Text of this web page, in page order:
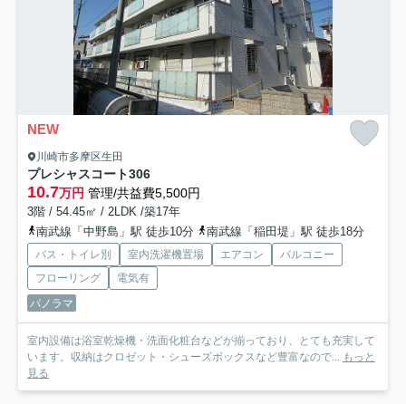
NEW
川崎市多摩区生田
プレシャスコート306
10.7万円 管理/共益費5,500円
3階 / 54.45㎡ / 2LDK /築17年
南武線「中野島」駅 徒歩10分
南武線「稲田堤」駅 徒歩18分
バス・トイレ別 室内洗濯機置場 エアコン
バルコニー
フローリング
電気有
パノラマ
室内設備は浴室乾燥機・洗面化粧台などが揃っており、とても充実して
います。収納はクロゼット・シューズボックスなど豊富なので... もっと
見る